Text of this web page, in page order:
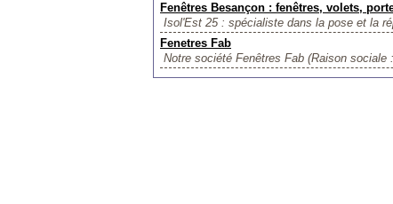
Fenêtres Besançon : fenêtres, volets,
Isol'Est 25 : spécialiste dans la pose et la
Fenetres Fab
Notre société Fenêtres Fab (Raison